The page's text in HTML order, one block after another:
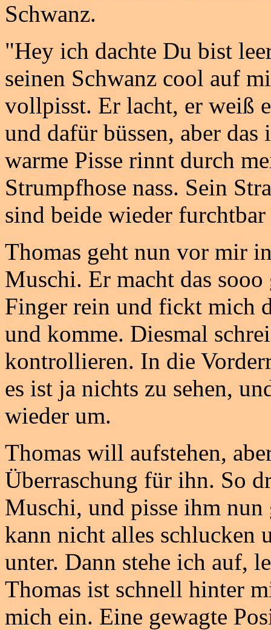
Schwanz.
"Hey ich dachte Du bist
seinen Schwanz cool auf
vollpisst. Er lacht, er weiß
und dafür büssen, aber
warme Pisse rinnt durch
Strumpfhose nass. Sein
sind beide wieder
Thomas geht nun vor mir
Muschi. Er macht das
Finger rein und fickt mich
und komme. Diesmal
kontrollieren. In die
es ist ja nichts zu sehen,
wieder um.
Thomas will aufstehen,
Überraschung für ihn. So
Muschi, und pisse ihm
kann nicht alles schlucken
unter. Dann stehe ich auf,
Thomas ist schnell hinter
mich ein. Eine gewagte